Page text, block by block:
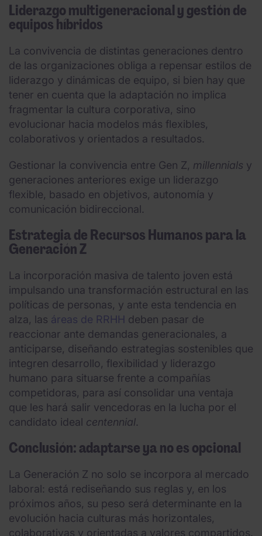
Liderazgo multigeneracional y gestión de
equipos híbridos
La convivencia de distintas generaciones dentro
de las organizaciones obliga a repensar estilos de
liderazgo y dinámicas de equipo, si bien hay que
tener en cuenta que la adaptación no implica
fragmentar la cultura corporativa, sino
evolucionar hacia modelos más flexibles,
colaborativos y orientados a resultados.
Gestionar la convivencia entre Gen Z, millennials y
generaciones anteriores exige un liderazgo
flexible, basado en objetivos, autonomía y
comunicación bidireccional.
Estrategia de Recursos Humanos para la
Generación Z
La incorporación masiva de talento joven está
impulsando una transformación estructural en las
políticas de personas, y ante esta tendencia en
alza, las áreas de RRHH deben pasar de
reaccionar ante demandas generacionales, a
anticiparse, diseñando estrategias sostenibles que
integren desarrollo, flexibilidad y liderazgo
humano para situarse frente a compañías
competidoras, para así consolidar una ventaja
que les hará salir vencedoras en la lucha por el
candidato ideal centennial.
Conclusión: adaptarse ya no es opcional
La Generación Z no solo se incorpora al mercado
laboral: está rediseñando sus reglas y, en los
próximos años, su peso será determinante en la
evolución hacia culturas más horizontales,
colaborativas y orientadas a valores compartidos.